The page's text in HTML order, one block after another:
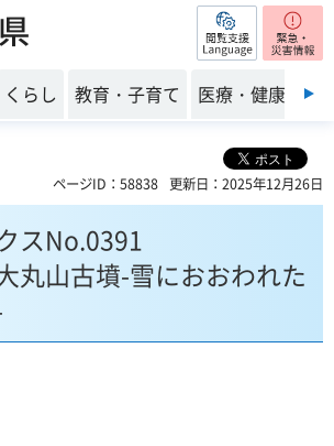
閲覧支援
表示
くらし 教育・子育て 医療・健康・福
ページID：58838 更新日：2025年12月26日
スNo.0391
丸山古墳-雪におおわれた